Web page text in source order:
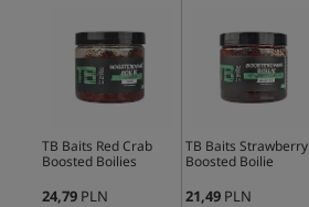
TB Baits Red Crab
Boosted Boilies
24,79 PLN
TB Baits Strawberry
Boosted Boilie
21,49 PLN